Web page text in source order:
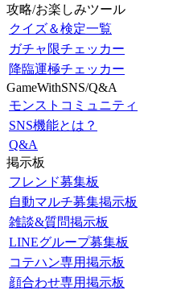
攻略/お楽しみツール
クイズ＆検定一覧
ガチャ限チェッカー
降臨運極チェッカー
GameWithSNS/Q&A
モンストコミュニティ
SNS機能とは？
Q&A
掲示板
フレンド募集板
自動マルチ募集掲示板
雑談&質問掲示板
LINEグループ募集板
コテハン専用掲示板
顔合わせ専用掲示板